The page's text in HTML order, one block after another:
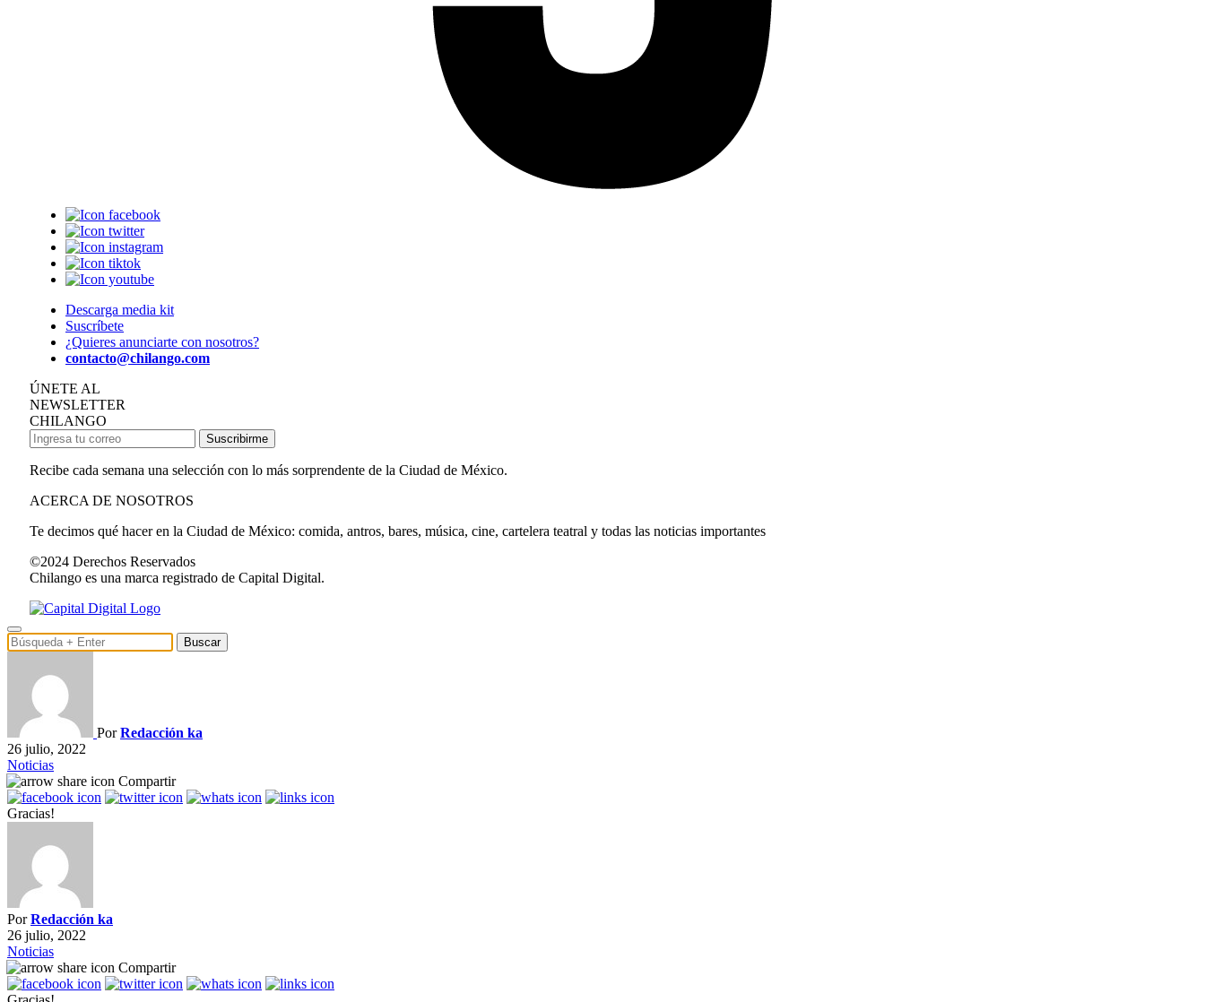
Descarga media kit
Suscríbete
¿Quieres anunciarte con nosotros?
contacto@chilango.com
ÚNETE AL
NEWSLETTER
CHILANGO
Suscribirme
Recibe cada semana una selección con lo más sorprendente de la Ciudad de México.
ACERCA DE NOSOTROS
Te decimos qué hacer en la Ciudad de México: comida, antros, bares, música, cine, cartelera teatral y todas las noticias importantes
©2024 Derechos Reservados
Chilango es una marca registrado de Capital Digital.
Buscar
PorRedacción ka
26 julio, 2022
Noticias
Compartir
Gracias!
PorRedacción ka
26 julio, 2022
Noticias
Compartir